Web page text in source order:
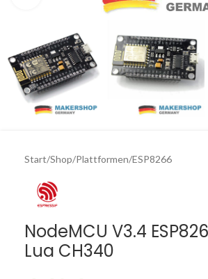
Start/Shop/Plattformen/ESP8266
NodeMCU V3.4
Lua CH340